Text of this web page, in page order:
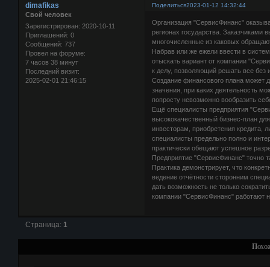
Поделиться2023-01-12 14:32:44
dimafikas
Свой человек
Зарегистрирован: 2020-10-11
Приглашений: 0
Сообщений: 737
Провел на форуме:
7 часов 38 минут
Последний визит:
2025-02-01 21:46:15
Организация "СервисФинанс"
регионах государства.
многочисленные из каковых
Набрав или же ежели ввести в
отыскать вариант от компании
к делу, позволяющий решать все без
Создание финансового плана может
значения, при каких деятельность
попросту невозможно вообразить
Ещё специалисты предприятия
высококачественный бизнес-план
инвесторам, приобретения кредита,
специалисты предельно полно и
практически обещают успешное
Предприятие "СервисФинанс" точно
Практика демонстрирует, что
ведение отчётности сторонним
дать возможность не только
компании "СервисФинанс" работают
Страница: 1